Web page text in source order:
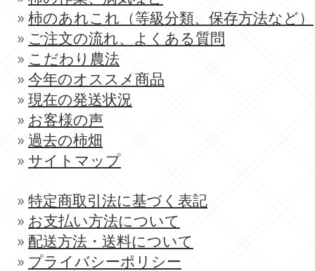
» 柿のあれこれ（等級分類、保存方法など）
» ご注文の流れ、よくある質問
» こだわり農法
» 今年のオススメ商品
» 現在の発送状況
» お客様の声
» 過去の柿畑
» サイトマップ
» 特定商取引法に基づく表記
» お支払い方法について
» 配送方法・送料について
» プライバシーポリシー